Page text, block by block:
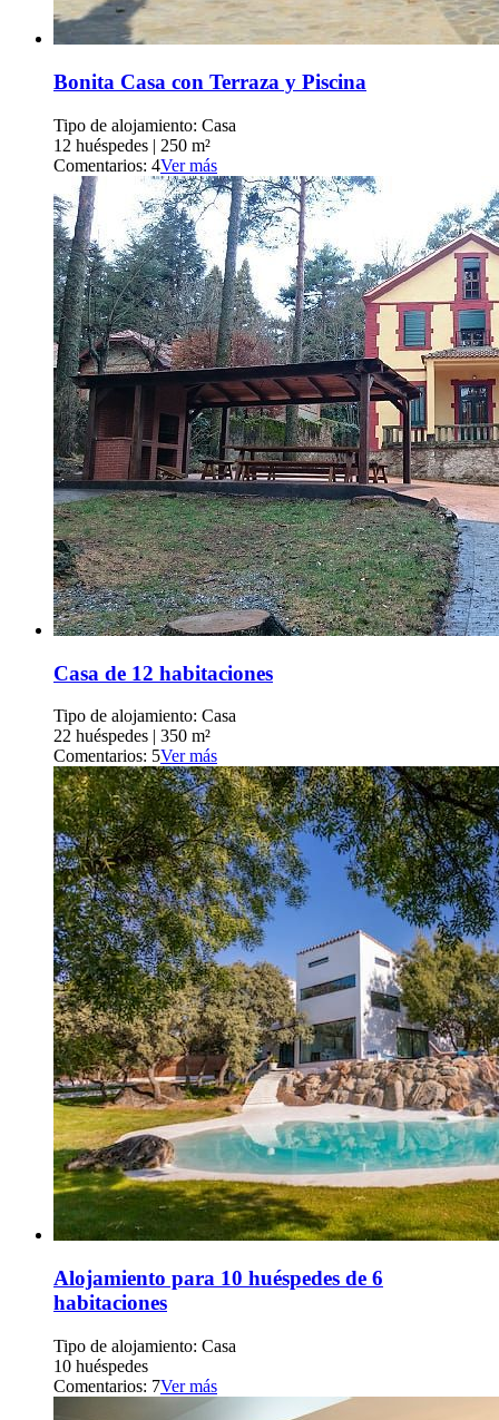
Bonita Casa con Terraza y Piscina
Tipo de alojamiento: Casa
12 huéspedes | 250 m²
Comentarios: 4Ver más
Casa de 12 habitaciones
Tipo de alojamiento: Casa
22 huéspedes | 350 m²
Comentarios: 5Ver más
Alojamiento para 10 huéspedes de 6
habitaciones
Tipo de alojamiento: Casa
10 huéspedes
Comentarios: 7Ver más